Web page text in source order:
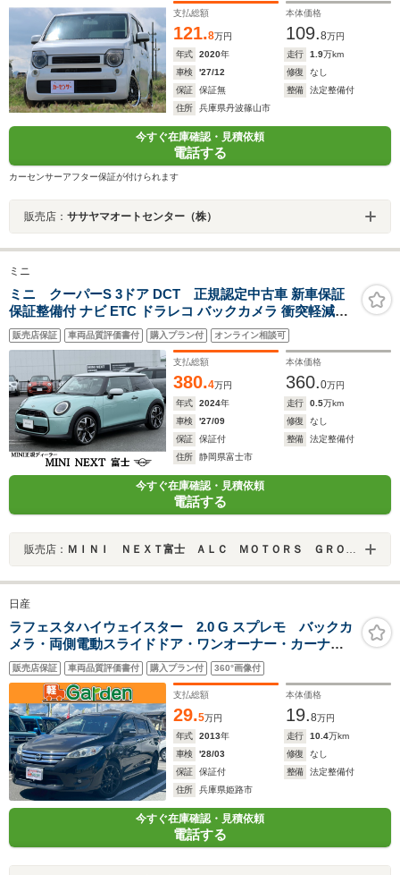
支払総額
121.8万円
本体価格
109.8万円
年式
2020年 走行 1.9万km
車検
'27/12 修復
なし
保証
保証無 整備
法定整備付
住所
兵庫県丹波篠山市
今すぐ在庫確認・見積依頼
電話する
カーセンサーアフター保証が付けられます
販売店： ササヤマオートセンター（株）
ミニ
ミニ クーパーS 3ドア DCT 正規認定中古車 新車保証
保証整備付 ナビ ETC ドラレコ バックカメラ 衝突軽減ブ
レーキ アイドリングストップ 障害物ソナー 車線キープ A
クルコン
販売店保証 車両品質評価書付 購入プラン付 オンライン相談可
支払総額
380.4万円
本体価格
360.0万円
年式
2024年 走行 0.5万km
車検
'27/09 修復
なし
保証
保証付 整備
法定整備付
住所
静岡県富士市
今すぐ在庫確認・見積依頼
電話する
販売店： ＭＩＮＩ ＮＥＸＴ富士 ＡＬＣ ＭＯＴＯＲＳ ＧＲＯＵＰ
日産
ラフェスタハイウェイスター 2.0 G スプレモ バックカ
メラ・両側電動スライドドア・ワンオーナー・カーナ
ビ・Bluetooth・フルセグTV・CD/DVD再生・下取直売・
アイドリングストップ・3列シート・ベンチシート・ルー
ムクリーニング!
販売店保証 車両品質評価書付 購入プラン付 360°画像付
支払総額
29.5万円
本体価格
19.8万円
年式
2013年 走行 10.4万km
車検
'28/03 修復
なし
保証
保証付 整備
法定整備付
住所
兵庫県姫路市
今すぐ在庫確認・見積依頼
電話する